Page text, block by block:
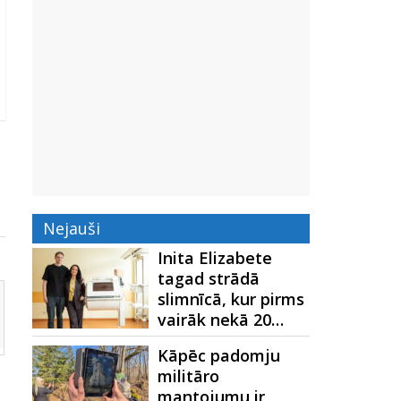
Nejauši
Inita Elizabete
tagad strādā
slimnīcā, kur pirms
vairāk nekā 20…
Kāpēc padomju
militāro
mantojumu ir